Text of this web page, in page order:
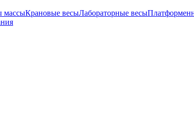
массыКрановые весыЛабораторные весы